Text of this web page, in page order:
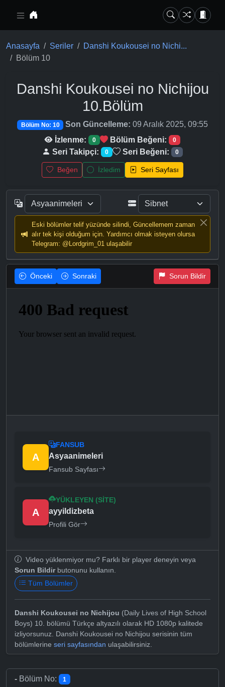
Anasayfa Seriler
Danshi Koukousei no Nichi...
Bölüm 10
Danshi Koukousei no Nichijou
10.Bölüm
Bölüm No: 10 Son Güncelleme: 09 Aralık 2025, 09:55
İzlenme:
0 Bölüm Beğeni: 0
Seri Takipçi: 0 Seri Beğeni: 0
Beğen İzledim Seri Sayfası
Eski bölümler telif yüzünde silindi, Güncellemem zaman
alır tek kişi olduğum için. Yardımcı olmak isteyen olursa
Telegram: @Lordgrim_01 ulaşabilir
Önceki Sonraki Sorun Bildir
A
FANSUB
Asyaanimeleri
Fansub Sayfası
A
YÜKLEYEN (SITE)
ayyildizbeta
Profili Gör
Video yüklenmiyor mu? Farklı bir player deneyin veya
Sorun Bildirbutonunu kullanın.
Tüm Bölümler
Danshi Koukousei no Nichijou (Daily Lives of High School
Boys) 10. bölümü Türkçe altyazılı olarak HD 1080p kalitede
izliyorsunuz. Danshi Koukousei no Nichijou serisinin tüm
bölümlerine seri sayfasından ulaşabilirsiniz.
- Bölüm No: 1